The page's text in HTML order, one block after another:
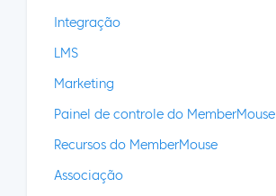
Integração
LMS
Marketing
Painel de controle do MemberMouse
Recursos do MemberMouse
Associação